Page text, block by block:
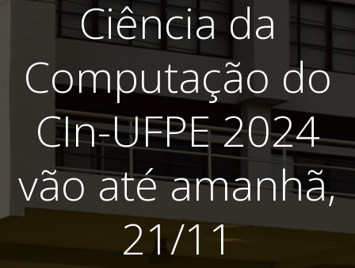
Ciência da
Computação do
CIn-UFPE 2024
vão até amanhã,
21/11